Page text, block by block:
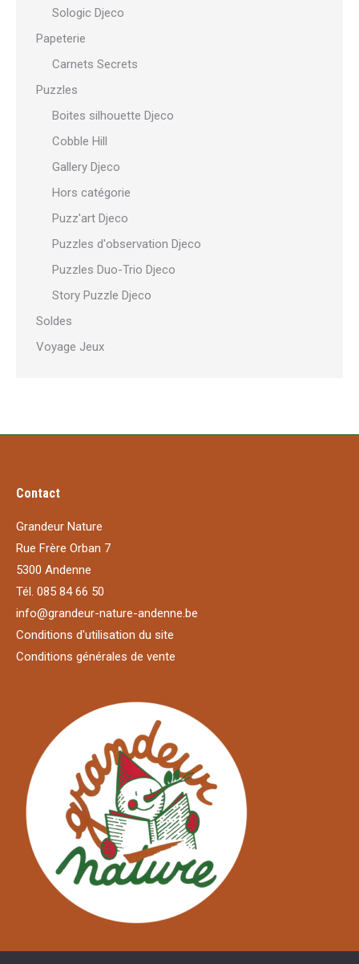
Sologic Djeco
Papeterie
Carnets Secrets
Puzzles
Boites silhouette Djeco
Cobble Hill
Gallery Djeco
Hors catégorie
Puzz'art Djeco
Puzzles d'observation Djeco
Puzzles Duo-Trio Djeco
Story Puzzle Djeco
Soldes
Voyage Jeux
Contact
Grandeur Nature
Rue Frère Orban 7
5300 Andenne
Tél. 085 84 66 50
info@grandeur-nature-andenne.be
Conditions d'utilisation du site
Conditions générales de vente